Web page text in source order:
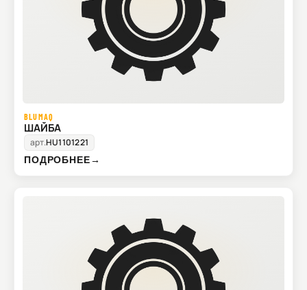
BLUMAQ
ШАЙБА
арт.HU1101221
ПОДРОБНЕЕ→